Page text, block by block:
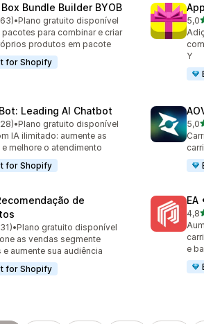
Bundle Builder BYOB
estrelas
ao todo
•Plano gratuito disponível
para combinar e criar
produtos em pacote
for Shopify
5,0
326
Y
Leading AI Chatbot
estrelas
ao todo
•Plano gratuito disponível
IA ilimitado: aumente as
melhore o atendimento
for Shopify
5,0
774
de
estrelas
ao todo
•Plano gratuito disponível
as vendas segmente
e aumente sua audiência
for Shopify
EA
4,8
191
e